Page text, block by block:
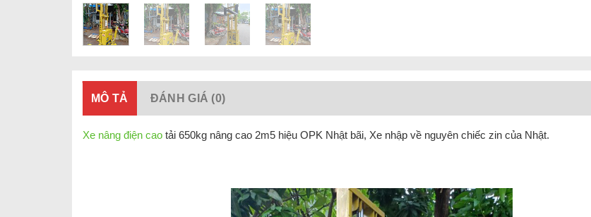
MÔ TẢ ĐÁNH GIÁ (0)
Xe nâng điện cao tải 650kg nâng cao 2m5 hiệu OPK Nhật bãi, Xe nhập về nguyên chiếc zin của Nhật.